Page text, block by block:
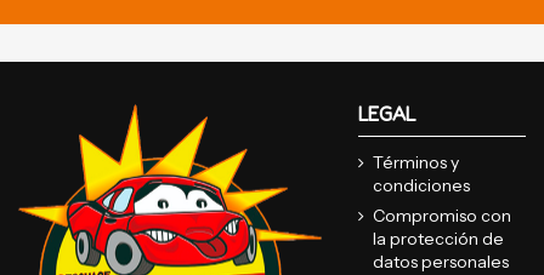
LEGAL
Términos y
condiciones
Compromiso con
la protección de
datos personales